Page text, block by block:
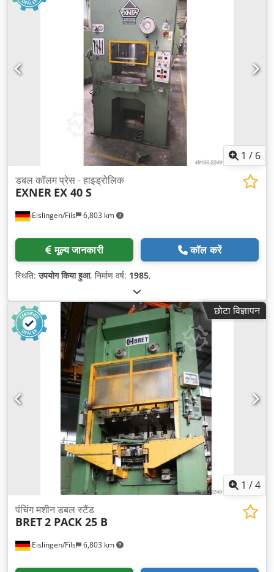
1 / 6
Eislingen/Fils 6,803 km
डबल कॉलम प्रेस - हाइड्रोलिक
EXNER EX 40 S
मूल्य जानकारी कॉल करें
स्थिति:उपयोग किया हुआ, निर्माण वर्ष: 1985,
छोटा विज्ञापन
1 /4
Eislingen/Fils 6,803 km
पंचिंग मशीन डबल स्टैंड
BRET2 PACK 25 B